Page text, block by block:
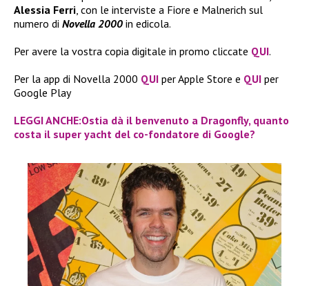
Alessia Ferri , con le interviste a Fiore e Malnerich sul
numero di Novella 2000 in edicola.
Per avere la vostra copia digitale in promo cliccate QUI.
Per la app di Novella 2000 QUI per Apple Store e QUI per
Google Play
LEGGI ANCHE:Ostia dà il benvenuto a Dragonfly, quanto
costa il super yacht del co-fondatore di Google?